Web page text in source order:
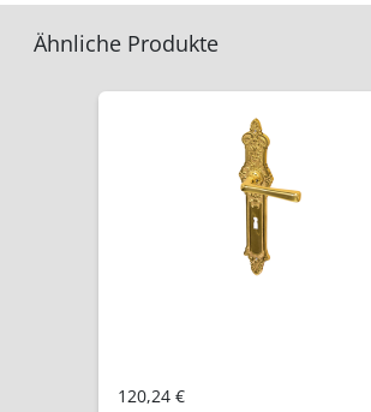
Ähnliche Produkte
120,24 €